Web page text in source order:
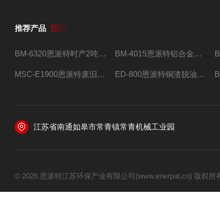
推荐产品
BM-6320恩派特时产2吨合金钢屑压饼机 BM-4015恩派特铝合金屑压饼机 脱油效果好
MSC-E1900恩派特废旧锂电池极片破碎处理设备 ED-800恩派特铜渣脱油机废铜屑铝屑甩油机
江苏省南通如皋市常青镇常青机械工业园
© 2026 恩派特江苏环保产业有限公司(www.enerpat.cn) 版权